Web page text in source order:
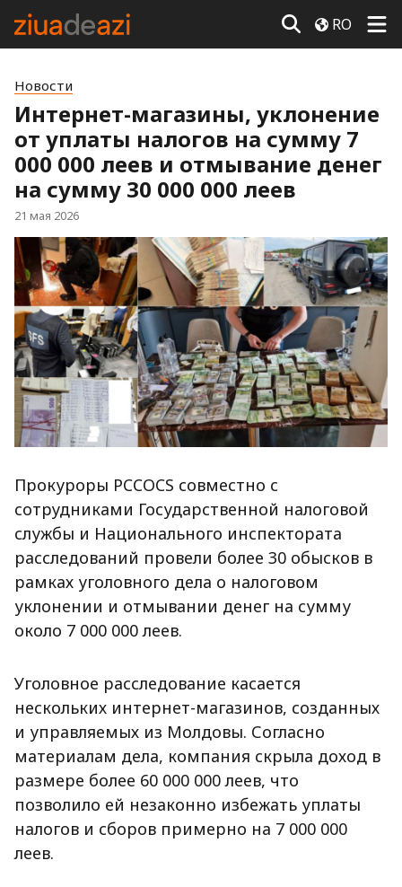
RO
Новости
Интернет-магазины, уклонение
от уплаты налогов на сумму 7
000 000 леев и отмывание денег
на сумму 30 000 000 леев
21 мая 2026
Прокуроры PCCOCS совместно с
сотрудниками Государственной налоговой
службы и Национального инспектората
расследований провели более 30 обысков в
рамках уголовного дела о налоговом
уклонении и отмывании денег на сумму
около 7 000 000 леев.
Уголовное расследование касается
нескольких интернет-магазинов, созданных
и управляемых из Молдовы. Согласно
материалам дела, компания скрыла доход в
размере более 60 000 000 леев, что
позволило ей незаконно избежать уплаты
налогов и сборов примерно на 7 000 000
леев.